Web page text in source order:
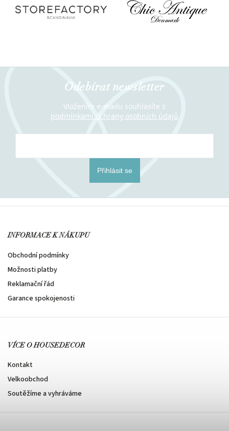
Odebírat newsletter
Vložením e-mailu souhlasíte s
podmínkami ochrany osobních údajů
Přihlásit se
INFORMACE K NÁKUPU
Obchodní podmínky
Možnosti platby
Reklamační řád
Garance spokojenosti
VÍCE O HOUSEDECOR
Kontakt
Velkoobchod
Soutěžíme a vyhráváme